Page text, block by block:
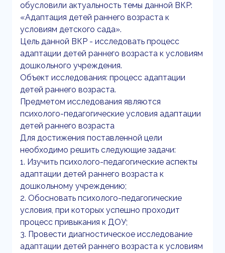
обусловили актуальность темы данной ВКР:
«Адаптация детей раннего возраста к
условиям детского сада».
Цель данной ВКР - исследовать процесс
адаптации детей раннего возраста к условиям
дошкольного учреждения.
Объект исследования: процесс адаптации
детей раннего возраста.
Предметом исследования являются
психолого-педагогические условия адаптации
детей раннего возраста
Для достижения поставленной цели
необходимо решить следующие задачи:
1. Изучить психолого-педагогические аспекты
адаптации детей раннего возраста к
дошкольному учреждению;
2. Обосновать психолого-педагогические
условия, при которых успешно проходит
процесс привыкания к ДОУ;
3. Провести диагностическое исследование
адаптации детей раннего возраста к условиям